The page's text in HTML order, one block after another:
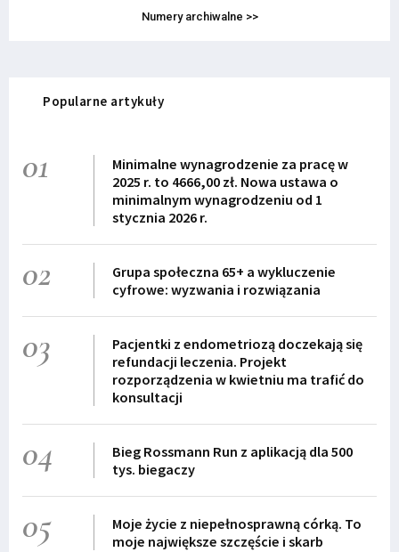
Numery archiwalne >>
Popularne artykuły
01
Minimalne wynagrodzenie za pracę w
2025 r. to 4666,00 zł. Nowa ustawa o
minimalnym wynagrodzeniu od 1
stycznia 2026 r.
02
Grupa społeczna 65+ a wykluczenie
cyfrowe: wyzwania i rozwiązania
03
Pacjentki z endometriozą doczekają się
refundacji leczenia. Projekt
rozporządzenia w kwietniu ma trafić do
konsultacji
04
Bieg Rossmann Run z aplikacją dla 500
tys. biegaczy
05
Moje życie z niepełnosprawną córką. To
moje największe szczęście i skarb